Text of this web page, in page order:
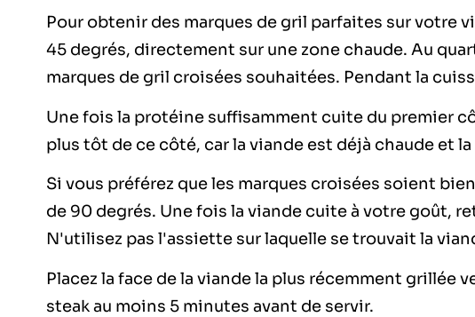
Pour obtenir des marques de gril parfaites sur votre
45 degrés, directement sur une zone chaude. Au
marques de gril croisées souhaitées. Pendant la
Une fois la protéine suffisamment cuite du premier
plus tôt de ce côté, car la viande est déjà chaude et
Si vous préférez que les marques croisées soient
de 90 degrés. Une fois la viande cuite à votre goût,
N'utilisez pas l'assiette sur laquelle se trouvait la
Placez la face de la viande la plus récemment grillée
steak au moins 5 minutes avant de servir.